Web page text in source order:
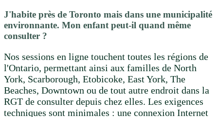
J'habite près de Toronto mais dans une municipalité
environnante. Mon enfant peut-il quand même
consulter ?
Nos sessions en ligne touchent toutes les régions de
l'Ontario, permettant ainsi aux familles de North
York, Scarborough, Etobicoke, East York, The
Beaches, Downtown ou de tout autre endroit dans la
RGT de consulter depuis chez elles. Les exigences
techniques sont minimales : une connexion Internet